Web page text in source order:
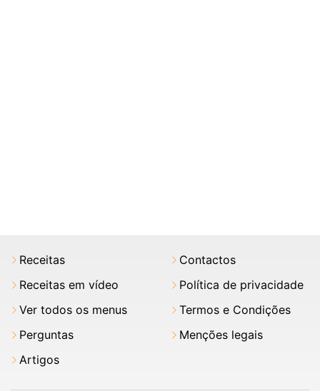
Receitas
Receitas em vídeo
Ver todos os menus
Perguntas
Artigos
Contactos
Política de privacidade
Termos e Condições
Menções legais